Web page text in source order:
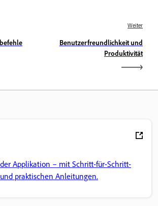
Weiter
Benutzerfreundlichkeit und
Produktivität
Applikation – mit Schritt-für-Schritt-
praktischen Anleitungen.